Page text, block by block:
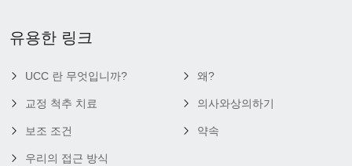
유용한 링크
UCC 란 무엇입니까?
교정 척추 치료
보조 조건
우리의 접근 방식
왜?
의사와상의하기
약속